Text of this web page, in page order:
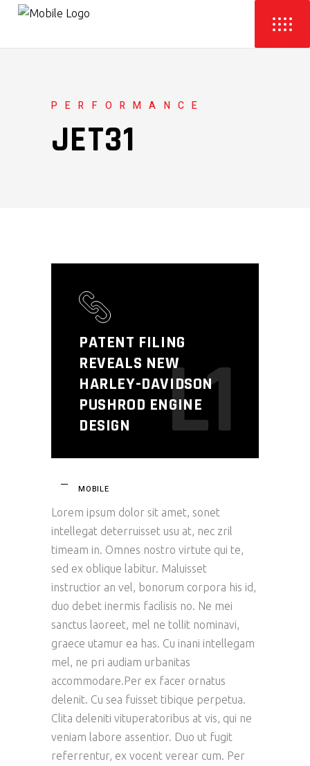
PERFORMANCE
JET31
PATENT FILING
REVEALS NEW
HARLEY-DAVIDSON
PUSHROD ENGINE
DESIGN
L1
MOBILE
Lorem ipsum dolor sit amet, sonet
intellegat deterruisset usu at, nec zril
timeam in. Omnes nostro virtute qui te,
sed ex oblique labitur. Maluisset
instructior an vel, bonorum corpora his id,
duo debet inermis facilisis no. Ne mei
sanctus laoreet, mel ne tollit nominavi,
graece utamur ea has. Cu inani intellegam
mel, ne pri audiam urbanitas
accommodare.Per ex facer ornatus
delenit. Cu sea fuisset tibique perpetua.
Clita deleniti vituperatoribus at vis, qui ne
veniam labore assentior. Duo ut fugit
referrentur, ex vocent verear cum. Per